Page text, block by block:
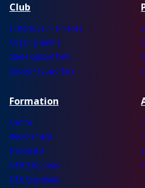
Club
Historique / Palmarès
Organigramme
Stade Gaston Petit
Socios / Supporters
Formation
Centre
Recrutement
National 3
U19 Nationaux
U18 Régionaux